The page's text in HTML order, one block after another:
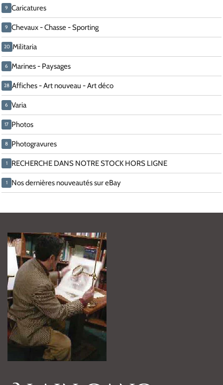
9 Caricatures
9 Chevaux - Chasse - Sporting
20 Militaria
6 Marines - Paysages
28 Affiches - Art nouveau - Art déco
6 Varia
17 Photos
8 Photogravures
1 RECHERCHE DANS NOTRE STOCK HORS LIGNE
1 Nos dernières nouveautés sur eBay